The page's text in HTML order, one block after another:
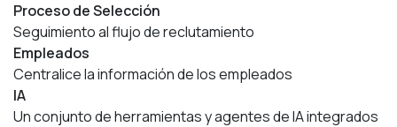
Proceso de Selección
Seguimiento al flujo de reclutamiento
Empleados
Centralice la información de los empleados
IA
Un conjunto de herramientas y agentes de IA integrados